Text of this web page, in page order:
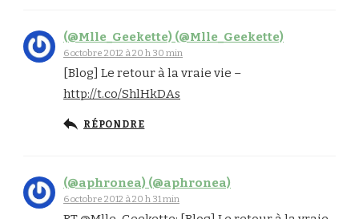
(@Mlle_Geekette) (@Mlle_Geekette)
6 octobre 2012 à 20 h 30 min
[Blog] Le retour à la vraie vie –
http://t.co/ShlHkDAs
RÉPONDRE
(@aphronea) (@aphronea)
6 octobre 2012 à 20 h 31 min